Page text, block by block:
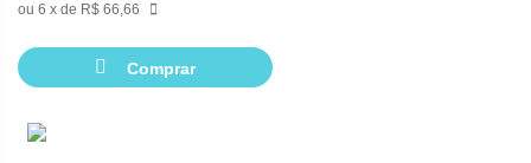
6 de R$ 66,66
Comprar